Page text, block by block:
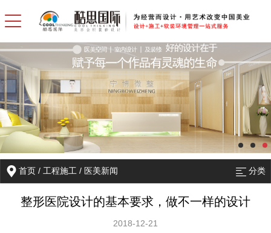
首页 /工程施工 / 医美新闻 分类
整形医院设计的基本要求，做不一样的设计
2018-12-21